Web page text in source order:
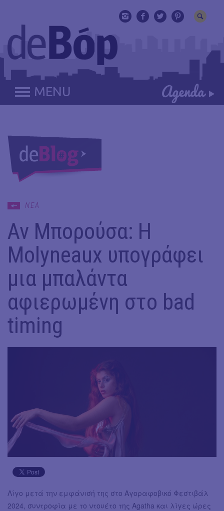
MENU
ΝΕΑ
Αν Μπορούσα: H
Molyneaux υπογράφει
μια μπαλάντα
αφιερωμένη στο bad
timing
Λίγο μετά την εμφάνισή της στο Αγοραφοβικό Φεστιβάλ
2024, συντροφία με το ντουέτο της Agatha και λίγες ώρες